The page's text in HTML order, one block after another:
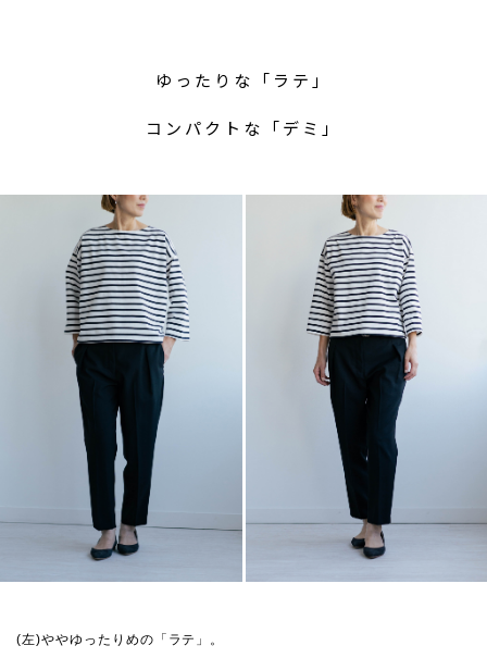
ゆったりな「ラテ」
コンパクトな「デミ」
(左)ややゆったりめの「ラテ」。